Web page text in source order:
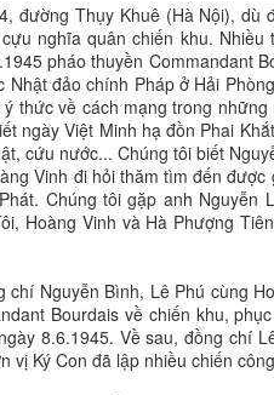
đường Thụy Khuê (Hà Nội),
nghĩa quân chiến khu.
pháo thuyền Commandant
Nhật đảo chính Pháp ở Hải
thức về cách mạng trong
ngày Việt Minh hạ đồn Phai
cứu nước... Chúng tôi biết
Vinh đi hỏi thăm tìm đến
Chúng tôi gặp anh
Hoàng Vinh và Hà Phượng
Nguyễn Bình, Lê Phú cùng
Bourdais về chiến khu,
8.6.1945. Về sau, đồng chí
vị Ký Con đã lập nhiều chiến